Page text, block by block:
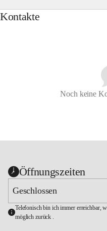
Kontakte
Noch keine
Öffnungszeiten
Geschlossen
Telefonisch bin ich immer erreichbar,
möglich zurück .